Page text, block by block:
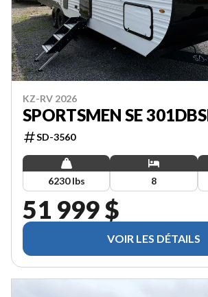
KZ-RV 2026
SPORTSMEN SE
SD-3560
6230 lbs 8
51 999 $
VOIR LES DÉTAILS